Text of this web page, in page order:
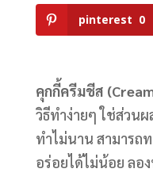
pinterest 0
คุกกี้ครีมชีส
วิธีทำง่ายๆ ใช่ส่วนผ
ทำไม่นาน สามารถ
อร่อยได้ไม่น้อย ลอ